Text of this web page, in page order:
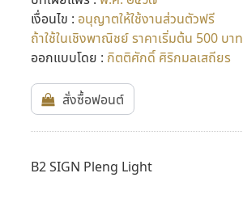
เงื่อนไข : อนุญาตให้ใช้งานส่วนตัวฟรี
ถ้าใช้ในเชิงพาณิชย์ ราคาเริ่มต้น 500 บาท
ออกแบบโดย : กิตติศักดิ์ ศิริกมลเสถียร
สั่งซื้อฟอนต์
B2 SIGN Pleng Light